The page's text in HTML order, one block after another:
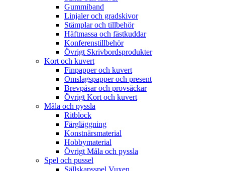
Gummiband
Linjaler och gradskivor
Stämplar och tillbehör
Häftmassa och fästkuddar
Konferenstillbehör
Övrigt Skrivbordsprodukter
Kort och kuvert
Finpapper och kuvert
Omslagspapper och present
Brevpåsar och provsäckar
Övrigt Kort och kuvert
Måla och pyssla
Ritblock
Färgläggning
Konstnärsmaterial
Hobbymaterial
Övrigt Måla och pyssla
Spel och pussel
Sällskapsspel Vuxen